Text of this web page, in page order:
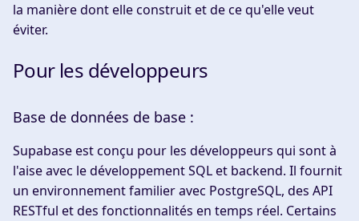
la manière dont elle construit et de ce qu'elle veut
éviter.
Pour les développeurs
Base de données de base :
Supabase est conçu pour les développeurs qui sont à
l'aise avec le développement SQL et backend. Il fournit
un environnement familier avec PostgreSQL, des API
RESTful et des fonctionnalités en temps réel. Certains